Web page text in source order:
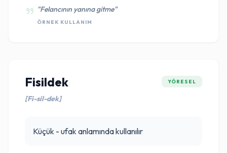
"Felancının yanına gitme"
ÖRNEK KULLANIM
Fisildek
[Fi-sil-dek]
YÖRESEL
Küçük - ufak anlamında kullanılır